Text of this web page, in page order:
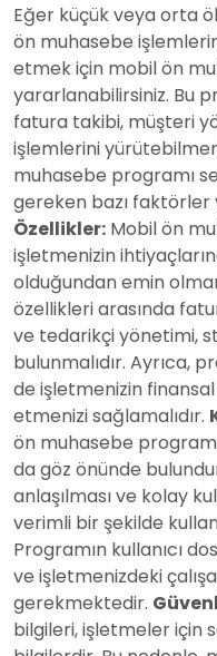
Eğer küçük veya orta
ön muhasebe
etmek için mobil ön
yararlanabilirsiniz. Bu
fatura takibi, müşteri
işlemlerini
muhasebe programı
gereken bazı faktörler
Özellikler: Mobil ön
işletmenizin
olduğundan emin
özellikleri arasında
ve tedarikçi yönetimi,
bulunmalıdır. Ayrıca,
de işletmenizin
etmenizi sağlamalıdır.
ön muhasebe
da göz önünde
anlaşılması ve kolay
verimli bir şekilde
Programın kullanıcı
ve işletmenizdeki
gerekmektedir.
bilgileri, işletmeler için